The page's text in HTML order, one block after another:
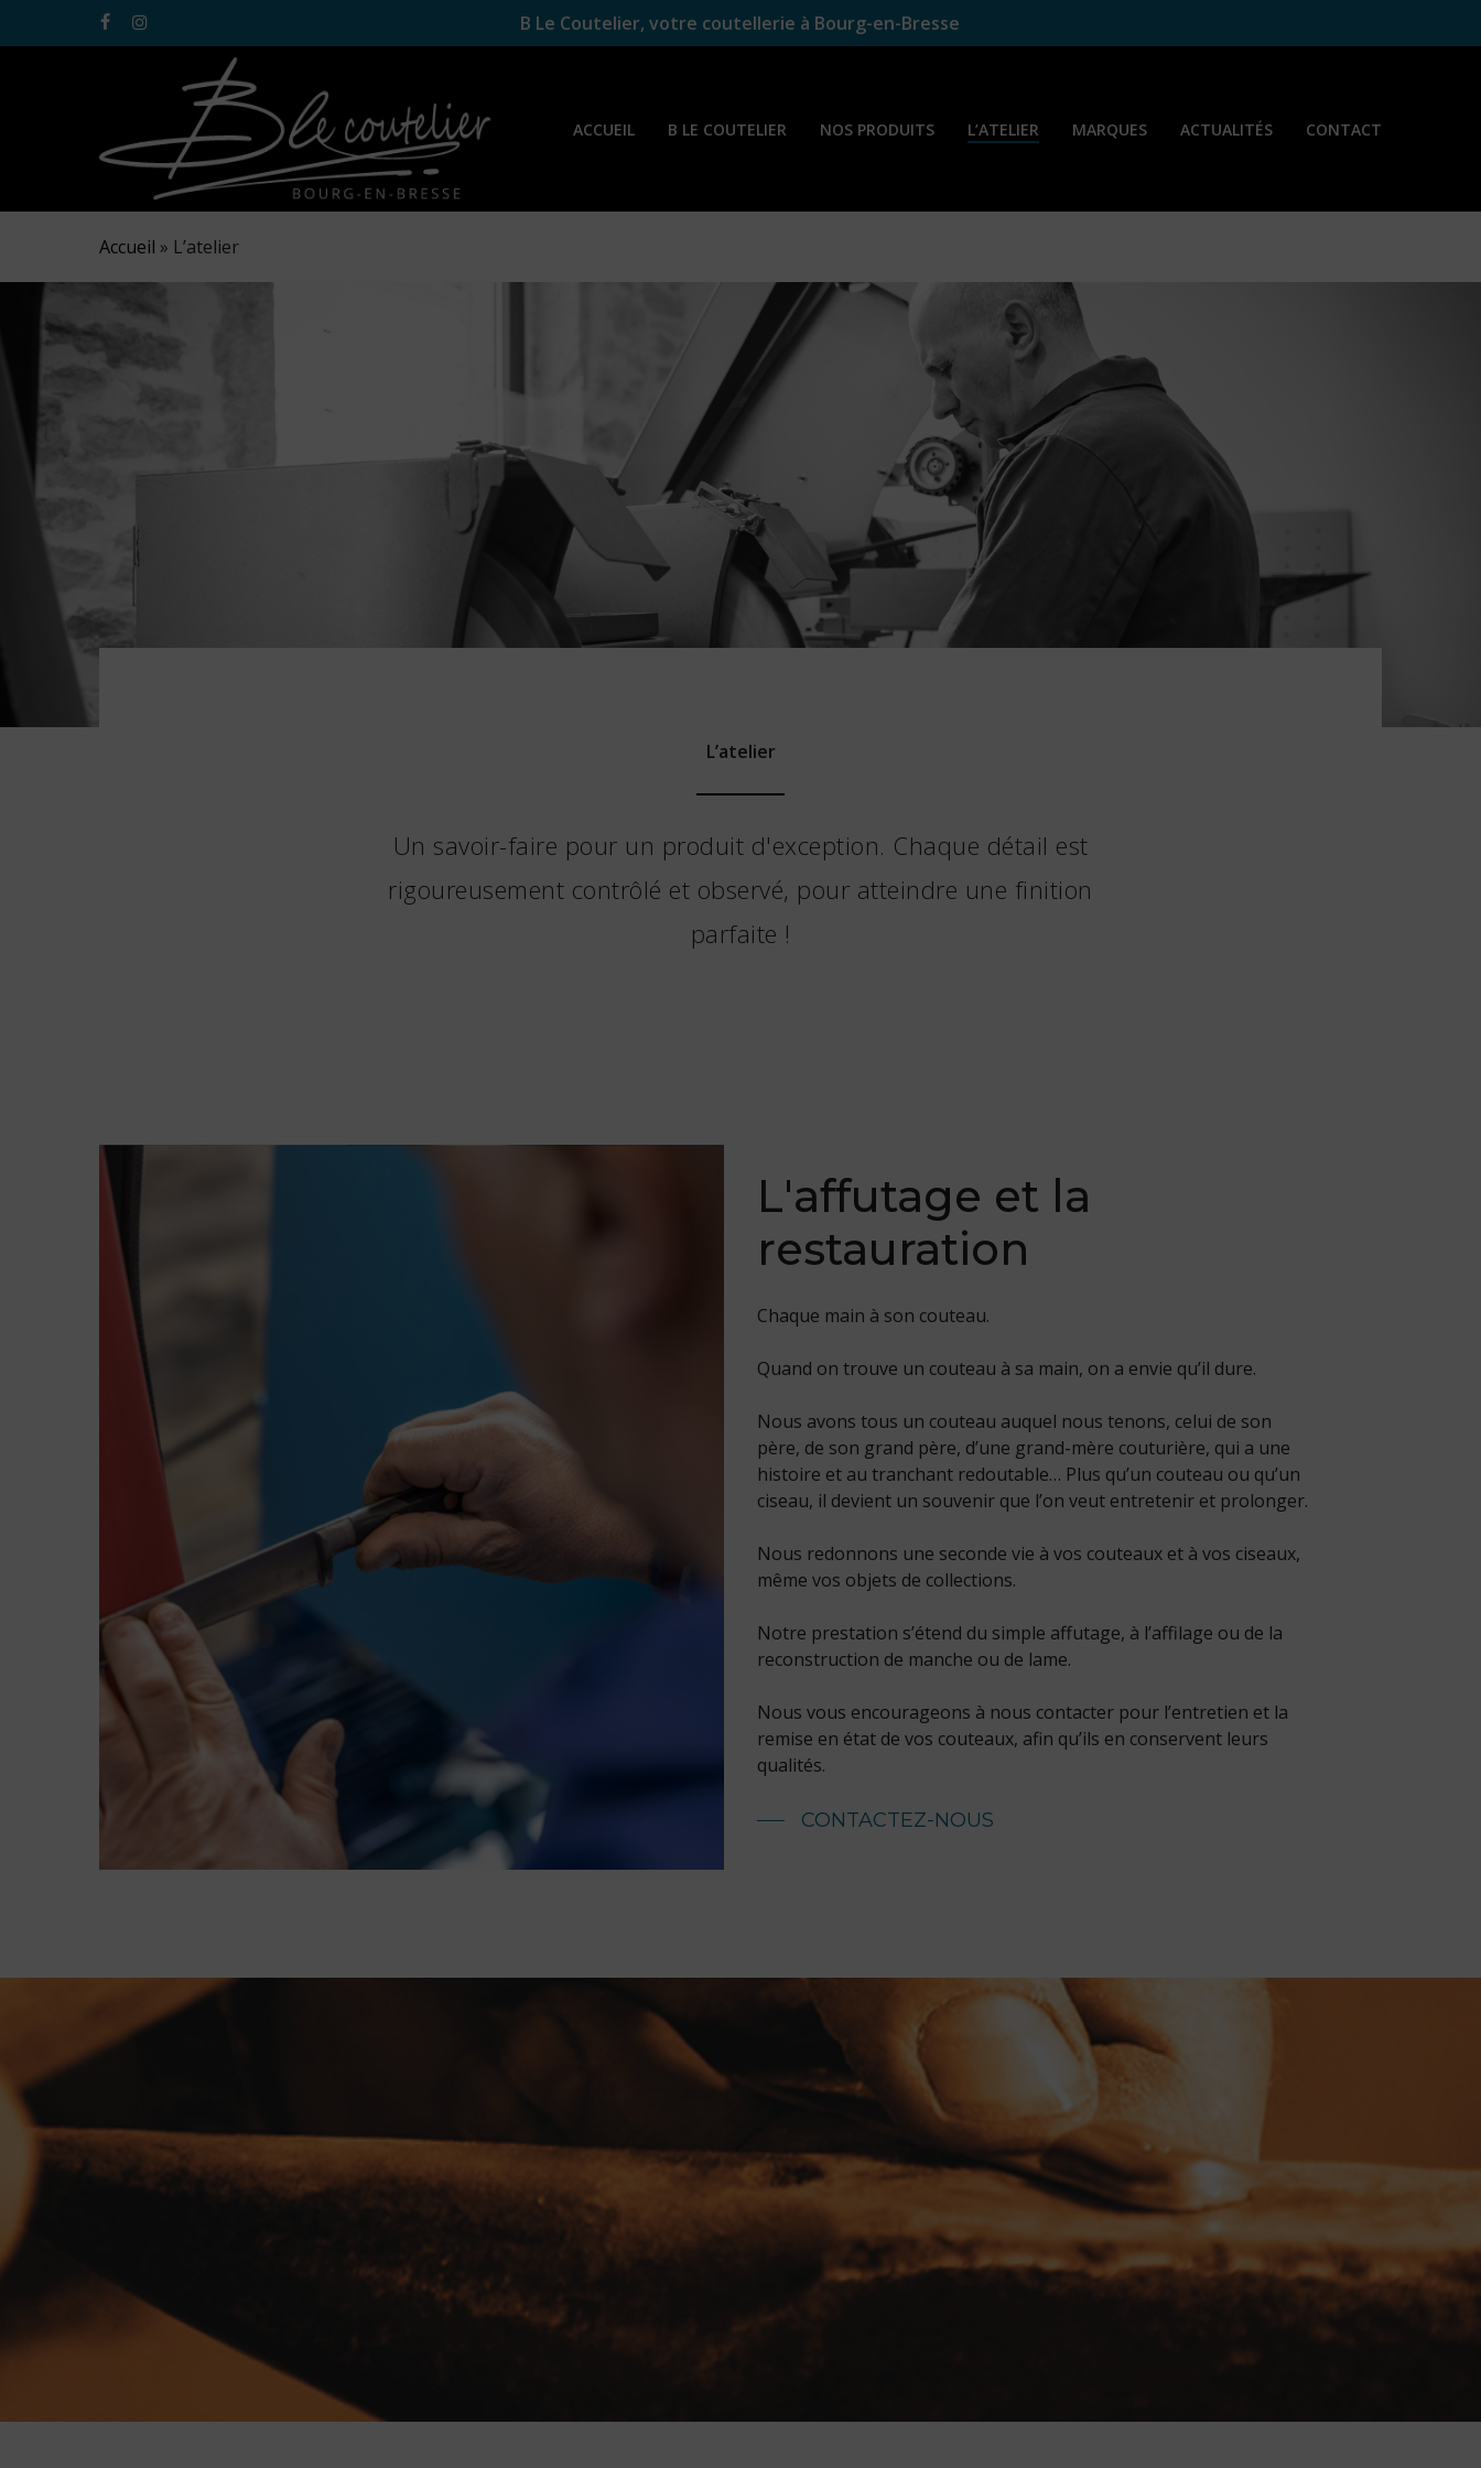
facebookinstagram B Le Coutelier, votre coutellerie à Bourg-en-Bresse
ACCUEIL B LE COUTELIER NOS PRODUITS L’ATELIER MARQUES ACTUALITÉS CONTACT
Accueil » L’atelier
L’atelier
Un savoir-faire pour un produit d'exception. Chaque détail est
rigoureusement contrôlé et observé, pour atteindre une finition
parfaite !
L'affutage et la
restauration
Chaque main à son couteau.
Quand on trouve un couteau à sa main, on a envie qu’il dure.
Nous avons tous un couteau auquel nous tenons, celui de son
père, de son grand père, d’une grand-mère couturière, qui a une
histoire et au tranchant redoutable… Plus qu’un couteau ou qu’un
ciseau, il devient un souvenir que l’on veut entretenir et prolonger.
Nous redonnons une seconde vie à vos couteaux et à vos ciseaux,
même vos objets de collections.
Notre prestation s’étend du simple affutage, à l’affilage ou de la
reconstruction de manche ou de lame.
Nous vous encourageons à nous contacter pour l’entretien et la
remise en état de vos couteaux, afin qu’ils en conservent leurs
qualités.
CONTACTEZ-NOUS